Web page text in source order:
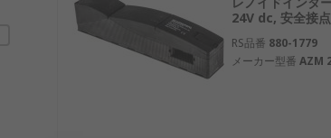
わせて機能します。そのため、メーカーが示す
御機器メーカーとして知られ、安全スイッチ、
チ、ガードロック、セーフティセンサーで知
24V dc, 安全接
RS品番 880-1779
メーカー型番 AZM